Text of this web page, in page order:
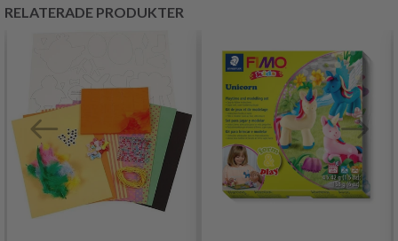
RELATERADE PRODUKTER